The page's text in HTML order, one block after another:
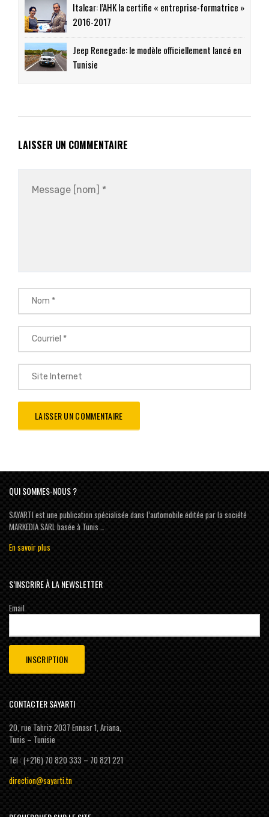
Italcar: l’AHK la certifie « entreprise-formatrice »
2016-2017
Jeep Renegade: le modèle officiellement lancé en
Tunisie
LAISSER UN COMMENTAIRE
QUI SOMMES-NOUS ?
SAYARTI est une publication spécialisée dans l’automobile éditée par la société
MARKEDIA SARL basée à Tunis …
En savoir plus
S’INSCRIRE À LA NEWSLETTER
Email
CONTACTER SAYARTI
20, rue Tabriz 2037 Ennasr 1, Ariana,
Tunis – Tunisie
Tél : (+216) 70 820 333 – 70 821 221
direction@sayarti.tn